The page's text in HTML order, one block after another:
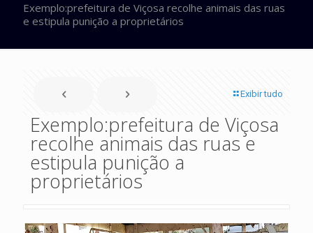
Exemplo:prefeitura de Viçosa recolhe animais das ruas
e estipula punição a proprietários
Exibir tudo
Exemplo:prefeitura de Viçosa
recolhe animais das ruas e
estipula punição a
proprietários